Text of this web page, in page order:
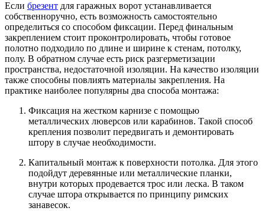
Если брезент для гаражных ворот устанавливается
собственноручно, есть возможность самостоятельно
определиться со способом фиксации. Перед финальным
закреплением стоит проконтролировать, чтобы готовое
полотно подходило по длине и ширине к стенам, потолку,
полу. В обратном случае есть риск разгерметизации
пространства, недостаточной изоляции. На качество изоляции
также способны повлиять материалы закрепления. На
практике наиболее популярны два способа монтажа:
Фиксация на жестком карнизе с помощью
металлических люверсов или карабинов. Такой способ
крепления позволит передвигать и демонтировать
штору в случае необходимости.
Капитальный монтаж к поверхности потолка. Для этого
подойдут деревянные или металлические планки,
внутри которых продевается трос или леска. В таком
случае штора открывается по принципу римских
занавесок.